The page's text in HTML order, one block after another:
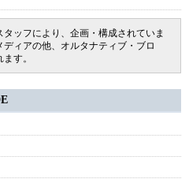
ッフにより、企画・構成されていま
ィアの他、オルタナティブ・ブロ
す。